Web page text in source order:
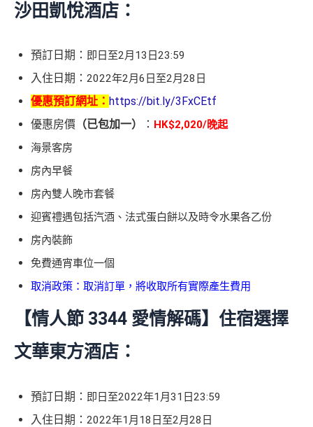
沙田凱悅酒店：
預訂日期： 即日至2月13日23:59
入住日期： 2022年2月6日至2月28日
優惠預訂網址： https://bit.ly/3FxCEtf
優惠房價 （已包加一） ： HK$2,020/晚起
海景客房
房內早餐
房內雙人晚市套餐
迎賓禮遇包括汽酒、法式蛋白餅以及時令水果各乙份
房內裝飾
免費通宵車位一個
取消政策：取消訂單，將收取所有實際產生費用
【情人節 3344 愛情解碼】住宿選擇
文華東方酒店：
預訂日期： 即日至2022年1月31日23:59
入住日期： 2022年1月18日至2月28日